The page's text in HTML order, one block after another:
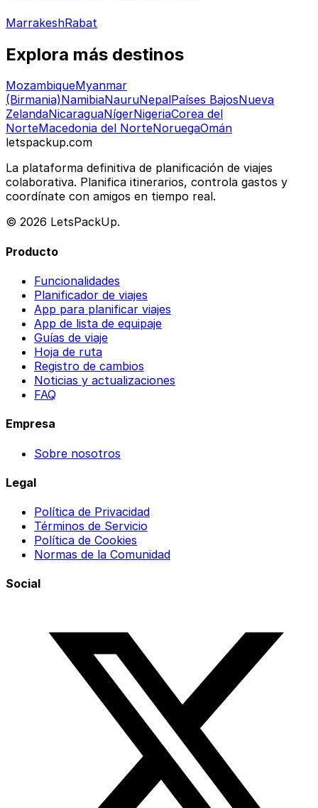
MarrakeshRabat
Explora más destinos
MozambiqueMyanmar
(Birmania)NamibiaNauruNepalPaíses BajosNueva
ZelandaNicaraguaNígerNigeriaCorea del
NorteMacedonia del NorteNoruegaOmán
letspackup.com
La plataforma definitiva de planificación de viajes
colaborativa. Planifica itinerarios, controla gastos y
coordínate con amigos en tiempo real.
© 2026 LetsPackUp.
Producto
Funcionalidades
Planificador de viajes
App para planificar viajes
App de lista de equipaje
Guías de viaje
Hoja de ruta
Registro de cambios
Noticias y actualizaciones
FAQ
Empresa
Sobre nosotros
Legal
Política de Privacidad
Términos de Servicio
Política de Cookies
Normas de la Comunidad
Social